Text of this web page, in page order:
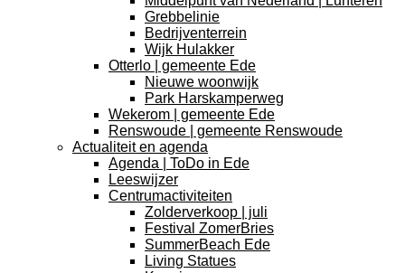
Grebbelinie
Bedrijventerrein
Wijk Hulakker
Otterlo | gemeente Ede
Nieuwe woonwijk
Park Harskamperweg
Wekerom | gemeente Ede
Renswoude | gemeente Renswoude
Actualiteit en agenda
Agenda | ToDo in Ede
Leeswijzer
Centrumactiviteiten
Zolderverkoop | juli
Festival ZomerBries
SummerBeach Ede
Living Statues